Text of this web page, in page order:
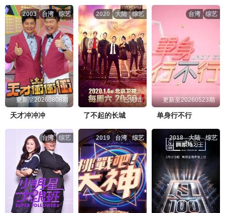
20231121 20231122 20231123
20231127 20231128 20231129
20231130 20231204
20231206 20231207 20231211
20231212 20231214 20231218
20231219 20231220 20231221
20231225 20231226 20231227
20231005 20231009 20231010
20231011 20231012
20231017 20231018 20231019
20231023 20231024
20231102 20231106 20231107
20231108 20231109 20231113
WTO姐妹会20221103.mp4 点击复制地址
WTO姐妹会20221110.mp4 点击复制地址
WTO姐妹会20221122.mp4 点击复制地址
WTO姐妹会20221129.mp4 点击复制地址
WTO姐妹会20221130.mp4 点击复制地址
WTO姐妹会20221222.mp4 点击复制地址
WTO姐妹会20230125.mp4 点击复制地址
综艺
台湾
2003
更新至20260808期
天才冲冲冲
综艺
大陆
2020
已完结
了不起的长城
综艺
台湾
更新至20260523期
单身行不行
综艺
台湾 综艺
台湾
2019 综艺
大陆
2018